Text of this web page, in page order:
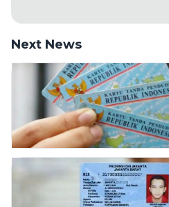
Next News